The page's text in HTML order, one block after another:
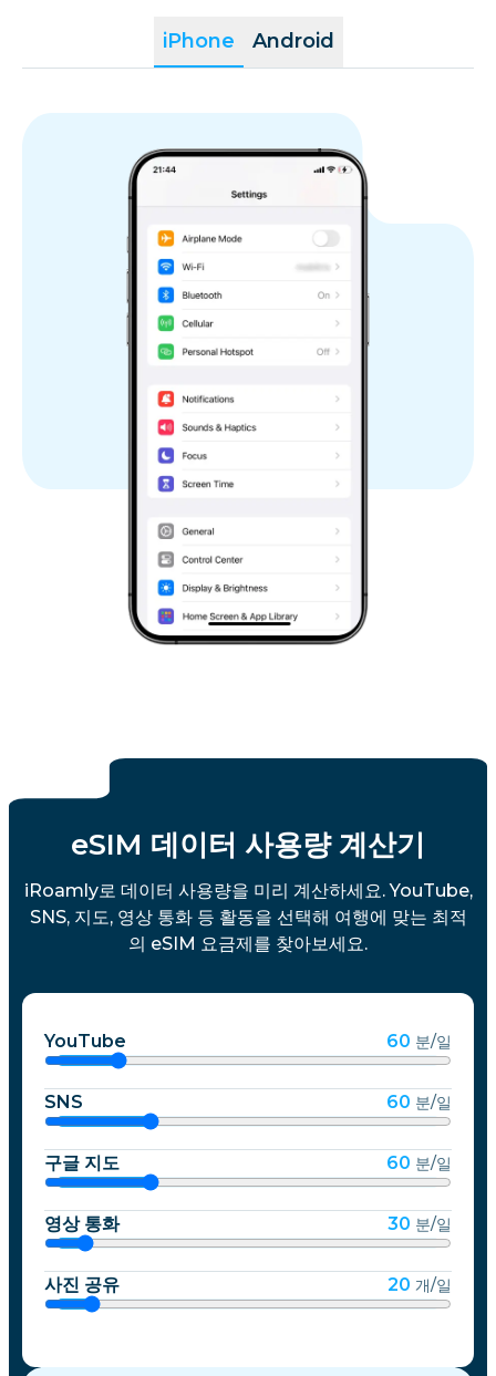
iPhone Android
eSIM 데이터 사용량 계산기
iRoamly로 데이터 사용량을 미리 계산하세요. YouTube,
SNS, 지도, 영상 통화 등 활동을 선택해 여행에 맞는 최적
의 eSIM 요금제를 찾아보세요.
YouTube 60 분/일
SNS 60 분/일
구글 지도 60 분/일
영상 통화 30 분/일
사진 공유 20 개/일